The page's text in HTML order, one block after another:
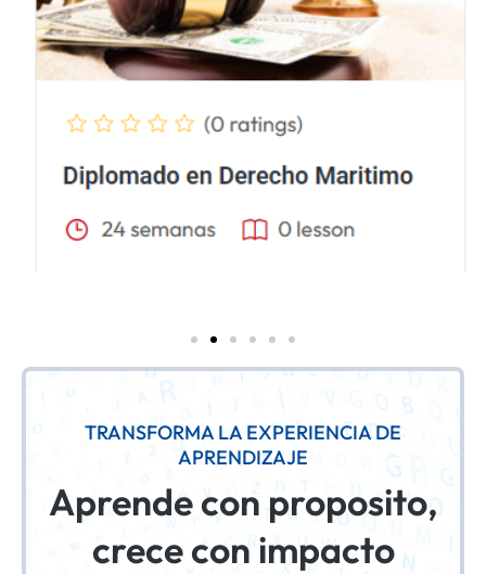
TRANSFORMA LA EXPERIENCIA DE
APRENDIZAJE
Aprende con proposito,
crece con impacto